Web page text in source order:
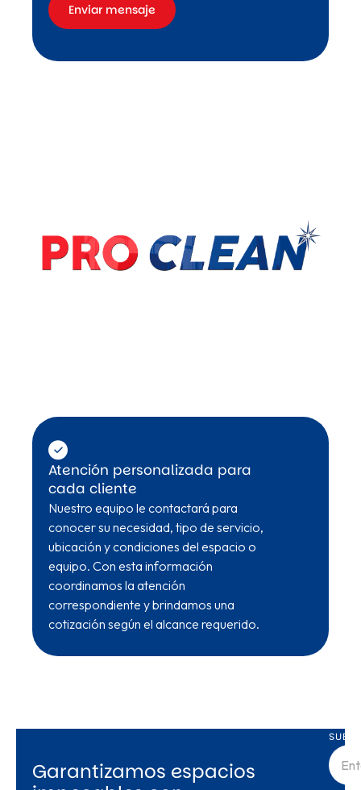
Enviar mensaje
Atención personalizada para
cada cliente
Nuestro equipo le contactará para
conocer su necesidad, tipo de servicio,
ubicación y condiciones del espacio o
equipo. Con esta información
coordinamos la atención
correspondiente y brindamos una
cotización según el alcance requerido.
Garantizamos espacios